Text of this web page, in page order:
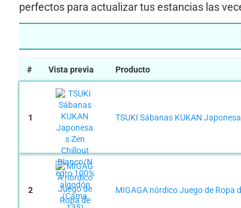
perfectos para actualizar tus estancias las
# Vista previa Producto
1 TSUKI Sábanas KUKAN
2 MIGAGA nórdico Juego de Ropa